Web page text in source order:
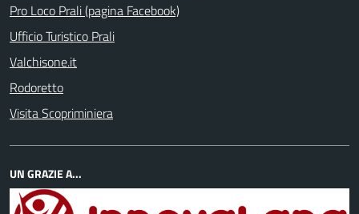
Pro Loco Prali (pagina Facebook)
Ufficio Turistico Prali
Valchisone.it
Rodoretto
Visita Scopriminiera
UN GRAZIE A...